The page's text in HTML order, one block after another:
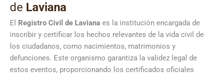
de Laviana
El Registro Civil de Laviana es la institución encargada de
inscribir y certificar los hechos relevantes de la vida civil de
los ciudadanos, como nacimientos, matrimonios y
defunciones. Este organismo garantiza la validez legal de
estos eventos, proporcionando los certificados oficiales